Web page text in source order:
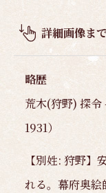
概
要
詳細画像ま
略歴
荒木(狩野) 探
1931）
【別姓: 狩野】
れる。幕府奥